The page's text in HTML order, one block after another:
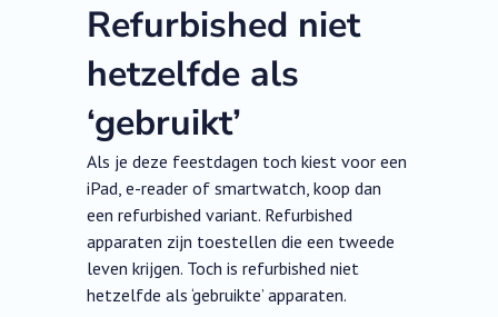
Refurbished niet
hetzelfde als
‘gebruikt’
Als je deze feestdagen toch kiest voor een
iPad, e-reader of smartwatch, koop dan
een refurbished variant. Refurbished
apparaten zijn toestellen die een tweede
leven krijgen. Toch is refurbished niet
hetzelfde als ‘gebruikte’ apparaten.